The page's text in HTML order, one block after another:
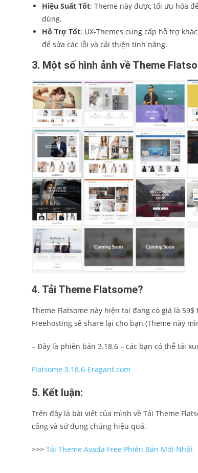
Hiệu Suất Tốt: Theme này được tối ưu hóa
dùng.
Hỗ Trợ Tốt: UX-Themes cung cấp hỗ trợ
để sửa các lỗi và cải thiện tính năng.
3. Một số hình ảnh về Theme
4. Tải Theme Flatsome?
Theme Flatsome này hiện tại đang có giá là
Freehosting sẽ share lại cho bạn (Theme này
– Đây là phiên bản 3.18.6 – các bạn có thể tải
Flatsome 3.18.6-Eragant.com
5. Kết luận:
Trên đây là bài viết của mình về Tải Theme
công và sử dụng chúng hiệu quả.
>>> Tải Theme Avada Free Phiên Bản Mới Nhất